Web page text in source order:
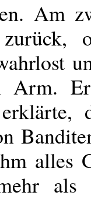
Am
Arm.
alles
als